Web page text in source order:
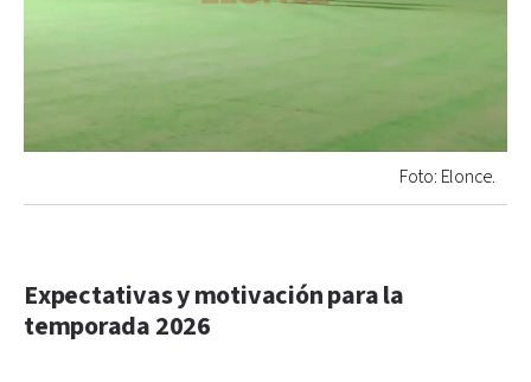
Foto: Elonce.
Expectativas y motivación para la
temporada 2026